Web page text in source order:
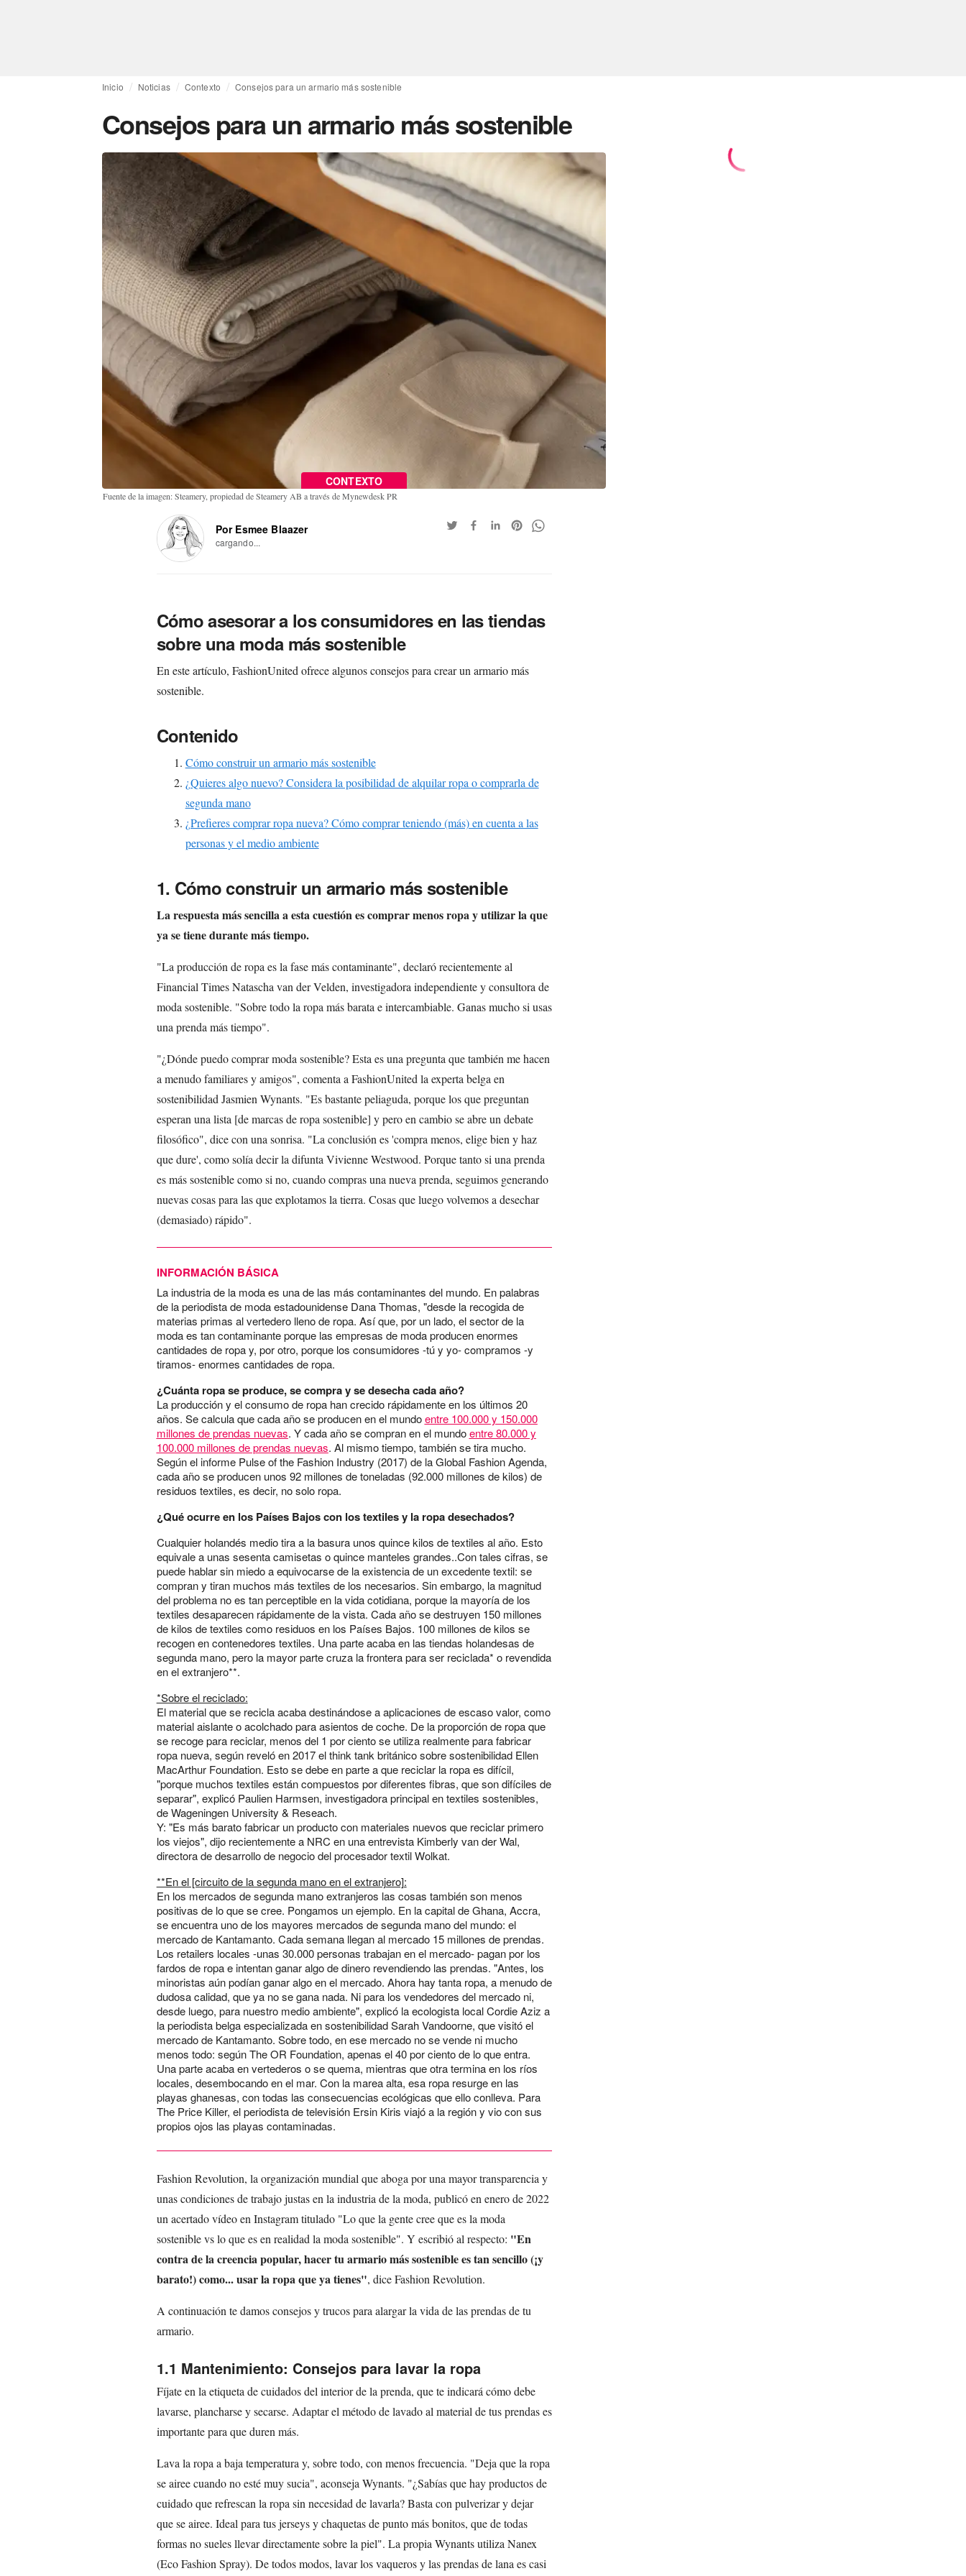
Inicio Noticias Contexto Consejos para un armario más sostenible
Consejos para un armario más sostenible
CONTEXTO
Fuente de la imagen: Steamery, propiedad de Steamery AB a través de Mynewdesk PR
Por Esmee Blaazer
cargando...
Cómo asesorar a los consumidores en las tiendas
sobre una moda más sostenible
En este artículo, FashionUnited ofrece algunos consejos para crear un armario más
sostenible.
Contenido
Cómo construir un armario más sostenible
¿Quieres algo nuevo? Considera la posibilidad de alquilar ropa o comprarla de
segunda mano
¿Prefieres comprar ropa nueva? Cómo comprar teniendo (más) en cuenta a las
personas y el medio ambiente
1. Cómo construir un armario más sostenible
La respuesta más sencilla a esta cuestión es comprar menos ropa y utilizar la que
ya se tiene durante más tiempo.
"La producción de ropa es la fase más contaminante", declaró recientemente al
Financial Times Natascha van der Velden, investigadora independiente y consultora de
moda sostenible. "Sobre todo la ropa más barata e intercambiable. Ganas mucho si usas
una prenda más tiempo".
"¿Dónde puedo comprar moda sostenible? Esta es una pregunta que también me hacen
a menudo familiares y amigos", comenta a FashionUnited la experta belga en
sostenibilidad Jasmien Wynants. "Es bastante peliaguda, porque los que preguntan
esperan una lista [de marcas de ropa sostenible] y pero en cambio se abre un debate
filosófico", dice con una sonrisa. "La conclusión es 'compra menos, elige bien y haz
que dure', como solía decir la difunta Vivienne Westwood. Porque tanto si una prenda
es más sostenible como si no, cuando compras una nueva prenda, seguimos generando
nuevas cosas para las que explotamos la tierra. Cosas que luego volvemos a desechar
(demasiado) rápido".
INFORMACIÓN BÁSICA
La industria de la moda es una de las más contaminantes del mundo. En palabras
de la periodista de moda estadounidense Dana Thomas, "desde la recogida de
materias primas al vertedero lleno de ropa. Así que, por un lado, el sector de la
moda es tan contaminante porque las empresas de moda producen enormes
cantidades de ropa y, por otro, porque los consumidores -tú y yo- compramos -y
tiramos- enormes cantidades de ropa.
¿Cuánta ropa se produce, se compra y se desecha cada año?
La producción y el consumo de ropa han crecido rápidamente en los últimos 20
años. Se calcula que cada año se producen en el mundoentre 100.000 y 150.000
millones de prendas nuevas. Y cada año se compran en el mundoentre 80.000 y
100.000 millones de prendas nuevas. Al mismo tiempo, también se tira mucho.
Según el informe Pulse of the Fashion Industry (2017) de la Global Fashion Agenda,
cada año se producen unos 92 millones de toneladas (92.000 millones de kilos) de
residuos textiles, es decir, no solo ropa.
¿Qué ocurre en los Países Bajos con los textiles y la ropa desechados?
Cualquier holandés medio tira a la basura unos quince kilos de textiles al año. Esto
equivale a unas sesenta camisetas o quince manteles grandes..Con tales cifras, se
puede hablar sin miedo a equivocarse de la existencia de un excedente textil: se
compran y tiran muchos más textiles de los necesarios. Sin embargo, la magnitud
del problema no es tan perceptible en la vida cotidiana, porque la mayoría de los
textiles desaparecen rápidamente de la vista. Cada año se destruyen 150 millones
de kilos de textiles como residuos en los Países Bajos. 100 millones de kilos se
recogen en contenedores textiles. Una parte acaba en las tiendas holandesas de
segunda mano, pero la mayor parte cruza la frontera para ser reciclada* o revendida
en el extranjero**.
*Sobre el reciclado:
El material que se recicla acaba destinándose a aplicaciones de escaso valor, como
material aislante o acolchado para asientos de coche. De la proporción de ropa que
se recoge para reciclar, menos del 1 por ciento se utiliza realmente para fabricar
ropa nueva, según reveló en 2017 el think tank británico sobre sostenibilidad Ellen
MacArthur Foundation. Esto se debe en parte a que reciclar la ropa es difícil,
"porque muchos textiles están compuestos por diferentes fibras, que son difíciles de
separar", explicó Paulien Harmsen, investigadora principal en textiles sostenibles,
de Wageningen University & Reseach.
Y: "Es más barato fabricar un producto con materiales nuevos que reciclar primero
los viejos", dijo recientemente a NRC en una entrevista Kimberly van der Wal,
directora de desarrollo de negocio del procesador textil Wolkat.
**En el [circuito de la segunda mano en el extranjero]:
En los mercados de segunda mano extranjeros las cosas también son menos
positivas de lo que se cree. Pongamos un ejemplo. En la capital de Ghana, Accra,
se encuentra uno de los mayores mercados de segunda mano del mundo: el
mercado de Kantamanto. Cada semana llegan al mercado 15 millones de prendas.
Los retailers locales -unas 30.000 personas trabajan en el mercado- pagan por los
fardos de ropa e intentan ganar algo de dinero revendiendo las prendas. "Antes, los
minoristas aún podían ganar algo en el mercado. Ahora hay tanta ropa, a menudo de
dudosa calidad, que ya no se gana nada. Ni para los vendedores del mercado ni,
desde luego, para nuestro medio ambiente", explicó la ecologista local Cordie Aziz a
la periodista belga especializada en sostenibilidad Sarah Vandoorne, que visitó el
mercado de Kantamanto. Sobre todo, en ese mercado no se vende ni mucho
menos todo: según The OR Foundation, apenas el 40 por ciento de lo que entra.
Una parte acaba en vertederos o se quema, mientras que otra termina en los ríos
locales, desembocando en el mar. Con la marea alta, esa ropa resurge en las
playas ghanesas, con todas las consecuencias ecológicas que ello conlleva. Para
The Price Killer, el periodista de televisión Ersin Kiris viajó a la región y vio con sus
propios ojos las playas contaminadas.
Fashion Revolution, la organización mundial que aboga por una mayor transparencia y
unas condiciones de trabajo justas en la industria de la moda, publicó en enero de 2022
un acertado vídeo en Instagram titulado "Lo que la gente cree que es la moda
sostenible vs lo que es en realidad la moda sostenible". Y escribió al respecto: "En
contra de la creencia popular, hacer tu armario más sostenible es tan sencillo (¡y
barato!) como... usar la ropa que ya tienes", dice Fashion Revolution.
A continuación te damos consejos y trucos para alargar la vida de las prendas de tu
armario.
1.1 Mantenimiento: Consejos para lavar la ropa
Fíjate en la etiqueta de cuidados del interior de la prenda, que te indicará cómo debe
lavarse, plancharse y secarse. Adaptar el método de lavado al material de tus prendas es
importante para que duren más.
Lava la ropa a baja temperatura y, sobre todo, con menos frecuencia. "Deja que la ropa
se airee cuando no esté muy sucia", aconseja Wynants. "¿Sabías que hay productos de
cuidado que refrescan la ropa sin necesidad de lavarla? Basta con pulverizar y dejar
que se airee. Ideal para tus jerseys y chaquetas de punto más bonitos, que de todas
formas no sueles llevar directamente sobre la piel". La propia Wynants utiliza Nanex
(Eco Fashion Spray). De todos modos, lavar los vaqueros y las prendas de lana es casi